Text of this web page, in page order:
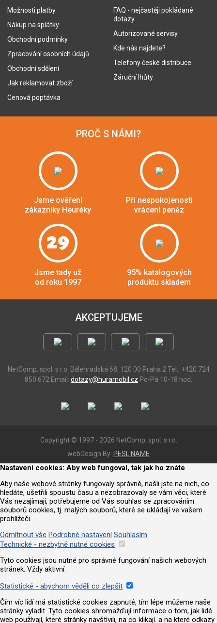
Možnosti platby
Nákup na splátky
Obchodní podmínky
Zpracování osobních údajů
Obchodní sdělení
Jak reklamovat zboží
Cenová poptávka
FAQ - nejčastěji pokládané
dotazy
Autorizované servisy
Kde nás najdete?
Telefony české distribuce
Záruční lhůty
PROČ S NÁMI?
Jsme ověření
zákazníky Heuréky
Při nespokojenosti
vrácení peněz
29
Jsme tady už
od roku 1997
95% katalogových
produktu skladem
AKCEPTUJEME
NetComp, spol. s r.o. Bělehradská 68, 120 00 Praha 2 Tel.: +420 724
850 672 Email: dotazy@huramobil.cz Po-Pá 10-18 hod.
Copyright © 1997 - 2026 NetComp, spol. s r.o.
webDesign By: PESL.NAME
Nastavení cookies: Aby web fungoval, tak jak ho znáte
Aby naše webové stránky fungovaly správně, našli jste na nich, co
hledáte, ušetřili spoustu času a nezobrazovaly se vám věci, které
Vás nezajímají, potřebujeme od Vás souhlas se zpracováním
souborů cookies, tj. malých souborů, které se ukládají ve vašem
prohlížeči.
Odmítnout vše Podrobné nastavení Souhlasím
Technické - nezbytně nutné cookies
Tyto cookies jsou nutné pro správné fungování našich webových
stránek. Vždy aktivní.
Statistické - abychom věděli co zlepšit
Čím víc lidí má statistické cookies zapnuté, tím lépe můžeme naše
stránky vyladit. Tyto cookies shromažďují informace o tom, jak lidé
web používají, které stránky navštívili, na co klikají. a na které odkazy